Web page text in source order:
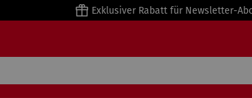
Exklusiver Rabatt für Newsletter-